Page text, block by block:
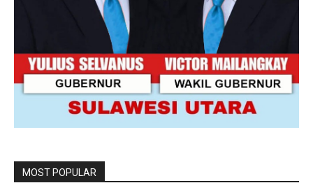
MOST POPULAR